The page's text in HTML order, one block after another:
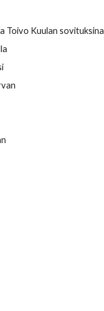
Toivo Kuulan sovituksina